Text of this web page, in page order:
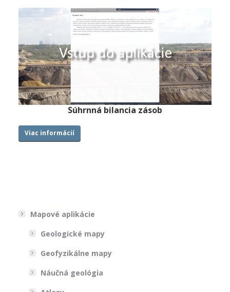
Súhrnná bilancia zásob
Viac informácií
Mapové aplikácie
Geologické mapy
Geofyzikálne mapy
Náučná geológia